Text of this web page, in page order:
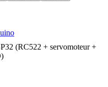
(RC522 + servomoteur +